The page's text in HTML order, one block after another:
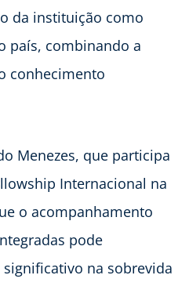
da instituição como
país, combinando a
conhecimento
Menezes, que participa
Internacional na
o acompanhamento
pode
na sobrevida